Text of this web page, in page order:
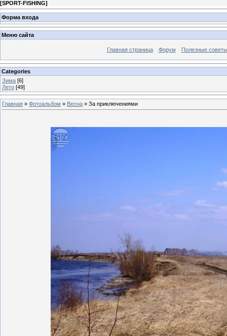
[SPORT-FISHING]
Форма входа
Меню сайта
Главная страница Форум Полезные советы
Categories
Зима [6]
Лето [49]
Главная » Фотоальбом » Весна » За приключениями